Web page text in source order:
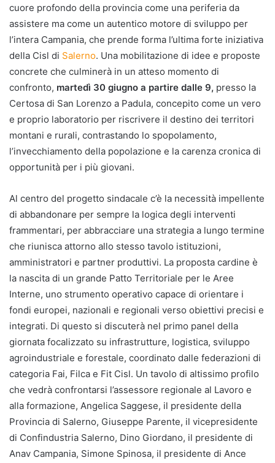
cuore profondo della provincia come una periferia da
assistere ma come un autentico motore di sviluppo per
l’intera Campania, che prende forma l’ultima forte iniziativa
della Cisl di Salerno. Una mobilitazione di idee e proposte
concrete che culminerà in un atteso momento di
confronto, martedì 30 giugno a partire dalle 9, presso la
Certosa di San Lorenzo a Padula, concepito come un vero
e proprio laboratorio per riscrivere il destino dei territori
montani e rurali, contrastando lo spopolamento,
l’invecchiamento della popolazione e la carenza cronica di
opportunità per i più giovani.
Al centro del progetto sindacale c’è la necessità impellente
di abbandonare per sempre la logica degli interventi
frammentari, per abbracciare una strategia a lungo termine
che riunisca attorno allo stesso tavolo istituzioni,
amministratori e partner produttivi. La proposta cardine è
la nascita di un grande Patto Territoriale per le Aree
Interne, uno strumento operativo capace di orientare i
fondi europei, nazionali e regionali verso obiettivi precisi e
integrati. Di questo si discuterà nel primo panel della
giornata focalizzato su infrastrutture, logistica, sviluppo
agroindustriale e forestale, coordinato dalle federazioni di
categoria Fai, Filca e Fit Cisl. Un tavolo di altissimo profilo
che vedrà confrontarsi l’assessore regionale al Lavoro e
alla formazione, Angelica Saggese, il presidente della
Provincia di Salerno, Giuseppe Parente, il vicepresidente
di Confindustria Salerno, Dino Giordano, il presidente di
Anav Campania, Simone Spinosa, il presidente di Ance